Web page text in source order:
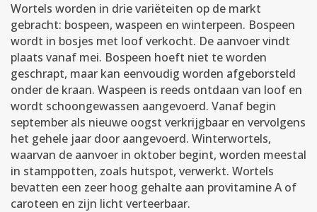
Wortels worden in drie variëteiten op de markt
gebracht: bospeen, waspeen en winterpeen. Bospeen
wordt in bosjes met loof verkocht. De aanvoer vindt
plaats vanaf mei. Bospeen hoeft niet te worden
geschrapt, maar kan eenvoudig worden afgeborsteld
onder de kraan. Waspeen is reeds ontdaan van loof en
wordt schoongewassen aangevoerd. Vanaf begin
september als nieuwe oogst verkrijgbaar en vervolgens
het gehele jaar door aangevoerd. Winterwortels,
waarvan de aanvoer in oktober begint, worden meestal
in stamppotten, zoals hutspot, verwerkt. Wortels
bevatten een zeer hoog gehalte aan provitamine A of
caroteen en zijn licht verteerbaar.